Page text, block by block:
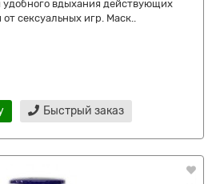
удобного вдыхания действующих
сексуальных игр. Маск..
Быстрый заказ